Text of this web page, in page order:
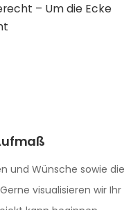
– Um die Ecke
und Wünsche sowie die
visualisieren wir Ihr